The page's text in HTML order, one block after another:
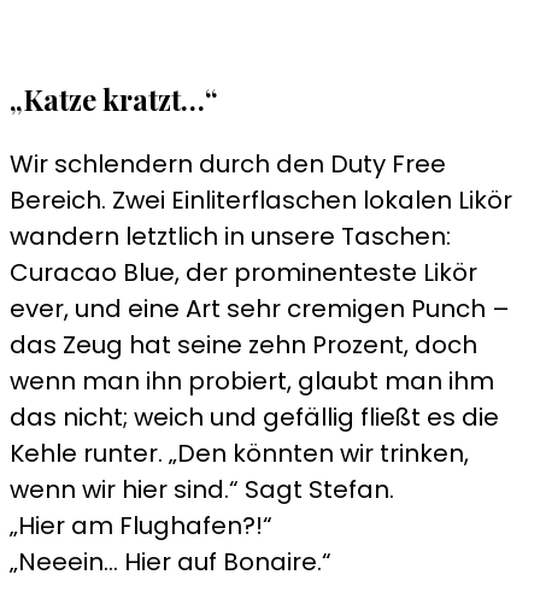
„Katze kratzt…“
Wir schlendern durch den Duty Free
Bereich. Zwei Einliterflaschen lokalen Likör
wandern letztlich in unsere Taschen:
Curacao Blue, der prominenteste Likör
ever, und eine Art sehr cremigen Punch –
das Zeug hat seine zehn Prozent, doch
wenn man ihn probiert, glaubt man ihm
das nicht; weich und gefällig fließt es die
Kehle runter. „Den könnten wir trinken,
wenn wir hier sind.“ Sagt Stefan.
„Hier am Flughafen?!“
„Neeein… Hier auf Bonaire.“